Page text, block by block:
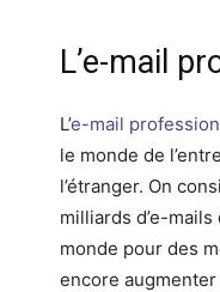
L’e-mail
L’e-mail
le monde de
l’étranger. On
milliards d’e-
monde pour des
encore augmenter